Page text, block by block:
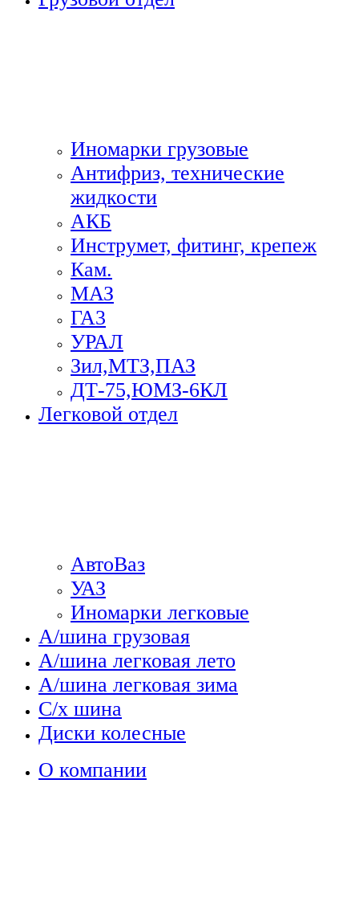
Иномарки грузовые
Антифриз, технические
жидкости
АКБ
Инструмет, фитинг, крепеж
Кам.
МАЗ
ГА3
УРАЛ
Зил,МТЗ,ПАЗ
ДТ-75,ЮМЗ-6КЛ
Легковой отдел
АвтоВаз
УАЗ
Иномарки легковые
А/шина грузовая
А/шина легковая лето
А/шина легковая зима
С/х шина
Диски колесные
О компании